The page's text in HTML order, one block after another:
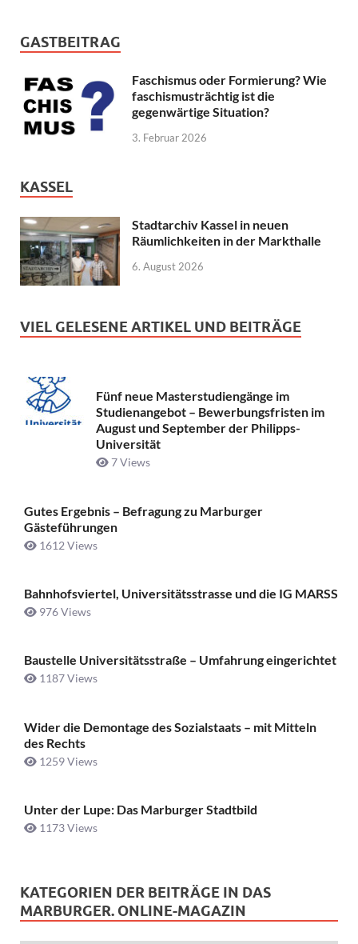
GASTBEITRAG
Faschismus oder Formierung? Wie
faschismusträchtig ist die
gegenwärtige Situation?
3. Februar 2026
KASSEL
Stadtarchiv Kassel in neuen
Räumlichkeiten in der Markthalle
6. August 2026
VIEL GELESENE ARTIKEL UND BEITRÄGE
Fünf neue Masterstudiengänge im
Studienangebot – Bewerbungsfristen im
August und September der Philipps-
Universität
7 Views
Gutes Ergebnis – Befragung zu Marburger
Gästeführungen
1612 Views
Bahnhofsviertel, Universitätsstrasse und die IG MARSS
976 Views
Baustelle Universitätsstraße ­– Umfahrung eingerichtet
1187 Views
Wider die Demontage des Sozialstaats – mit Mitteln
des Rechts
1259 Views
Unter der Lupe: Das Marburger Stadtbild
1173 Views
KATEGORIEN DER BEITRÄGE IN DAS
MARBURGER. ONLINE-MAGAZIN